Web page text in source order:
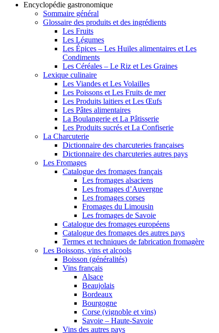
Encyclopédie gastronomique
Sommaire général
Glossaire des produits et des ingrédients
Les Fruits
Les Légumes
Les Épices – Les Huiles alimentaires et Les
Condiments
Les Céréales – Le Riz et Les Graines
Lexique culinaire
Les Viandes et Les Volailles
Les Poissons et Les Fruits de mer
Les Produits laitiers et Les Œufs
Les Pâtes alimentaires
La Boulangerie et La Pâtisserie
Les Produits sucrés et La Confiserie
La Charcuterie
Dictionnaire des charcuteries françaises
Dictionnaire des charcuteries autres pays
Les Fromages
Catalogue des fromages français
Les fromages alsaciens
Les fromages d’Auvergne
Les fromages corses
Fromages du Limousin
Les fromages de Savoie
Catalogue des fromages européens
Catalogue des fromages des autres pays
Termes et techniques de fabrication fromagère
Les Boissons, vins et alcools
Boisson (généralités)
Vins français
Alsace
Beaujolais
Bordeaux
Bourgogne
Corse (vignoble et vins)
Savoie – Haute-Savoie
Vins des autres pays